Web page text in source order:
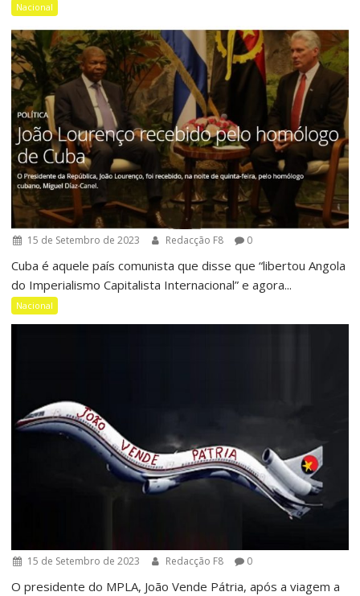
Nacional
15 de Setembro de 2023 Redacção F8 0
Cuba é aquele país comunista que disse que “libertou Angola
do Imperialismo Capitalista Internacional” e agora...
Nacional
15 de Setembro de 2023 Redacção F8 0
O presidente do MPLA, João Vende Pátria, após a viagem a